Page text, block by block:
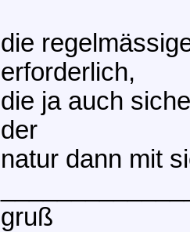
die
erforderlich,
die ja auch
der
natur dann mit
gruß